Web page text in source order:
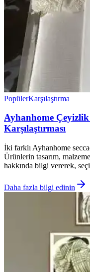
PopülerKarşılaştırma
Ayhanhome Çeyizlik
Karşılaştırması
İki farklı Ayhanhome
Ürünlerin tasarım,
hakkında bilgi vererek,
Daha fazla bilgi edinin